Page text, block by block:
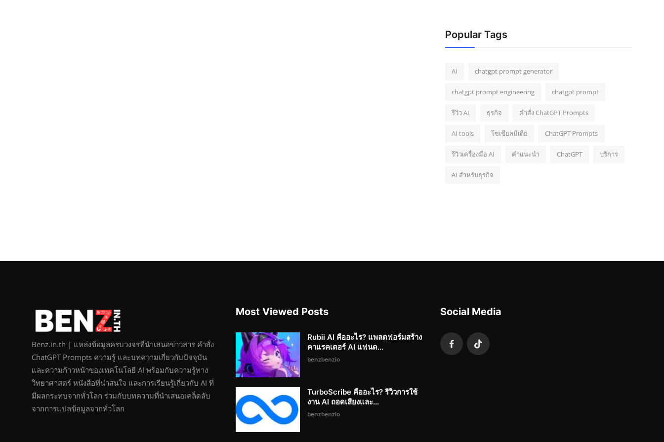
Popular Tags
AI chatgpt prompt generator
chatgpt prompt engineering chatgpt prompt
รีวิว AI ธุรกิจ คำสั่ง ChatGPT Prompts
AI tools โซเชียลมีเดีย ChatGPT Prompts
รีวิวเครื่องมือ AI คำแนะนำ ChatGPT บริการ
AI สำหรับธุรกิจ
Benz.in.th | แหล่งข้อมูลครบวงจรที่นำเสนอข่าวสาร คำสั่ง
ChatGPT Prompts ความรู้ และบทความเกี่ยวกับปัจจุบัน
และความก้าวหน้าของเทคโนโลยี AI พร้อมกับความรู้ทาง
วิทยาศาสตร์ หนังสือที่น่าสนใจ และการเรียนรู้เกี่ยวกับ AI ที่
มีผลกระทบจากทั่วโลก ร่วมกับบทความที่นำเสนอเคล็ดลับ
จากการแปลข้อมูลจากทั่วโลก
Most Viewed Posts
Rubii AI คืออะไร? แพลตฟอร์มสร้าง
คาแรคเตอร์ AI แฟนด...
benzbenzio
TurboScribe คืออะไร? รีวิวการใช้
งาน AI ถอดเสียงและ...
benzbenzio
Social Media